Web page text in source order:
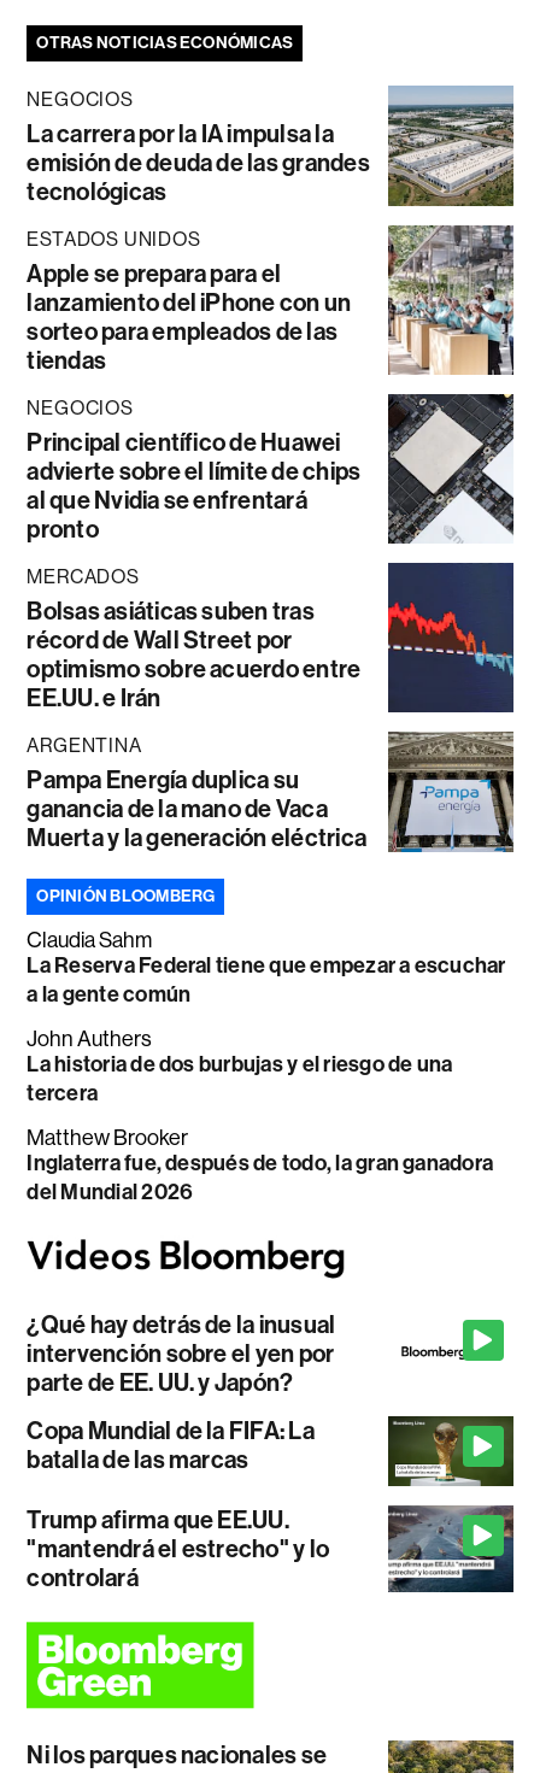
OTRAS NOTICIAS ECONÓMICAS
NEGOCIOS
La carrera por la IA impulsa la
emisión de deuda de las grandes
tecnológicas
ESTADOS UNIDOS
Apple se prepara para el
lanzamiento del iPhone con un
sorteo para empleados de las
tiendas
NEGOCIOS
Principal científico de Huawei
advierte sobre el límite de chips
al que Nvidia se enfrentará
pronto
MERCADOS
Bolsas asiáticas suben tras
récord de Wall Street por
optimismo sobre acuerdo entre
EE.UU. e Irán
ARGENTINA
Pampa Energía duplica su
ganancia de la mano de Vaca
Muerta y la generación eléctrica
OPINIÓN BLOOMBERG
Claudia Sahm
La Reserva Federal tiene que empezar a escuchar
a la gente común
John Authers
La historia de dos burbujas y el riesgo de una
tercera
Matthew Brooker
Inglaterra fue, después de todo, la gran ganadora
del Mundial 2026
¿Qué hay detrás de la inusual
intervención sobre el yen por
parte de EE. UU. y Japón?
Copa Mundial de la FIFA: La
batalla de las marcas
Trump afirma que EE.UU.
"mantendrá el estrecho" y lo
controlará
Ni los parques nacionales se